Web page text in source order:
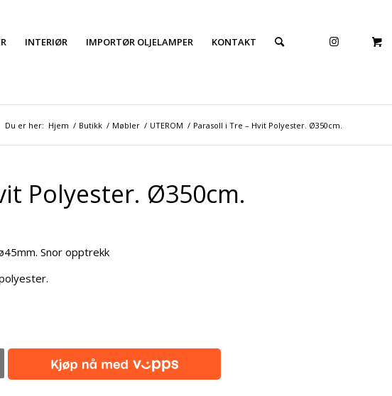
INTERIØR IMPORTØR OLJELAMPER KONTAKT
Du er her: Hjem / Butikk / Møbler / UTEROM / Parasoll i Tre – Hvit Polyester. Ø350cm.
Polyester. Ø350cm.
Snor opptrekk